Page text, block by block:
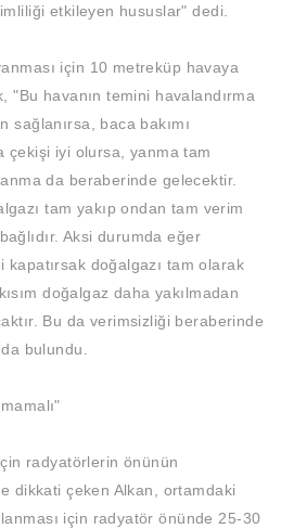
etkileyen hususlar" dedi.
için 10 metreküp havaya
"Bu havanın temini havalandırma
sağlanırsa, baca bakımı
çekişi iyi olursa, yanma tam
da beraberinde gelecektir.
tam yakıp ondan tam verim
Aksi durumda eğer
kapatırsak doğalgazı tam olarak
doğalgaz daha yakılmadan
Bu da verimsizliği beraberinde
bulundu.
radyatörlerin önünün
dikkati çeken Alkan, ortamdaki
için radyatör önünde 25-30